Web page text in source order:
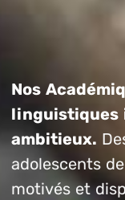
Nos
linguistiques
ambitieux.
adolescents
motivés et